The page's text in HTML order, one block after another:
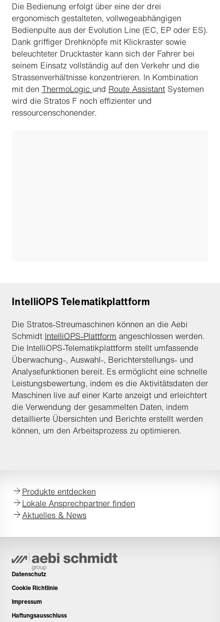
Die Bedienung erfolgt über eine der drei
ergonomisch gestalteten, vollwegeabhängigen
Bedienpulte aus der Evolution Line (EC, EP oder ES).
Dank griffiger Drehknöpfe mit Klickraster sowie
beleuchteter Drucktaster kann sich der Fahrer bei
seinem Einsatz vollständig auf den Verkehr und die
Strassenverhältnisse konzentrieren. In Kombination
mit den ThermoLogic und Route Assistant Systemen
wird die Stratos F noch effizienter und
ressourcenschonender.
IntelliOPS Telematikplattform
Die Stratos-Streumaschinen können an die Aebi
Schmidt IntelliOPS-Plattform angeschlossen werden.
Die IntelliOPS-Telematikplattform stellt umfassende
Überwachung-, Auswahl-, Berichterstellungs- und
Analysefunktionen bereit. Es ermöglicht eine schnelle
Leistungsbewertung, indem es die Aktivitätsdaten der
Maschinen live auf einer Karte anzeigt und erleichtert
die Verwendung der gesammelten Daten, indem
detaillierte Übersichten und Berichte erstellt werden
können, um den Arbeitsprozess zu optimieren.
Produkte entdecken
Lokale Ansprechpartner finden
Aktuelles & News
Datenschutz
Cookie Richtlinie
Impressum
Haftungsausschluss